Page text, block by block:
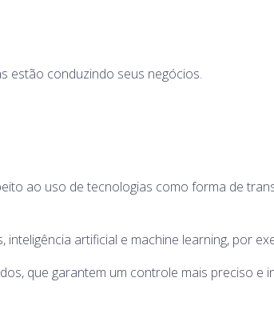
estão conduzindo seus negócios.
ao uso de tecnologias como forma de
artificial e machine learning, por
que garantem um controle mais preciso e